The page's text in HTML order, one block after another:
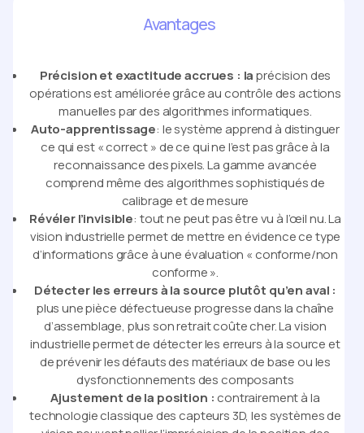
Avantages
Précision et exactitude accrues : laprécision des
opérations est améliorée grâce au contrôle des actions
manuelles par des algorithmes informatiques.
Auto-apprentissage: le système apprend à distinguer
ce qui est « correct » de ce qui ne l’est pas grâce à la
reconnaissance des pixels. La gamme avancée
comprend même des algorithmes sophistiqués de
calibrage et de mesure
Révéler l’invisible: tout ne peut pas être vu à l’œil nu. La
vision industrielle permet de mettre en évidence ce type
d’informations grâce à une évaluation « conforme/non
conforme ».
Détecter les erreurs à la source plutôt qu’en aval :
plus une pièce défectueuse progresse dans la chaîne
d’assemblage, plus son retrait coûte cher. La vision
industrielle permet de détecter les erreurs à la source et
de prévenir les défauts des matériaux de base ou les
dysfonctionnements des composants
Ajustement de la position : contrairement à la
technologie classique des capteurs 3D, les systèmes de